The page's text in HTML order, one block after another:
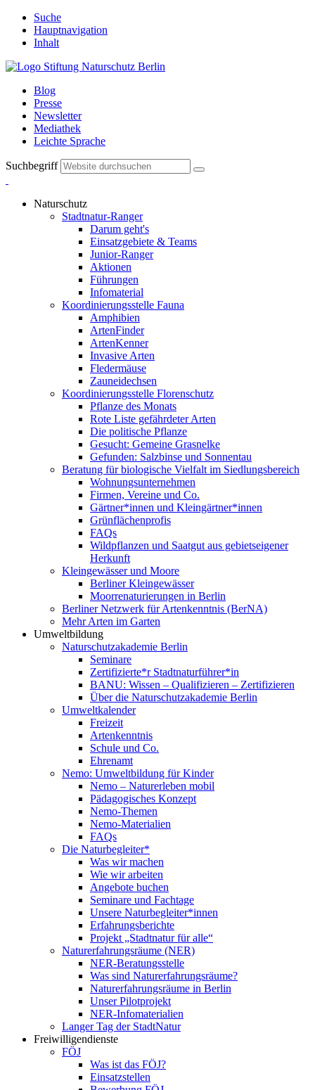
Suche
Hauptnavigation
Inhalt
Blog
Presse
Newsletter
Mediathek
Leichte Sprache
Suchbegriff
Naturschutz
Stadtnatur-Ranger
Darum geht's
Einsatzgebiete & Teams
Junior-Ranger
Aktionen
Führungen
Infomaterial
Koordinierungsstelle Fauna
Amphibien
ArtenFinder
ArtenKenner
Invasive Arten
Fledermäuse
Zauneidechsen
Koordinierungsstelle Florenschutz
Pflanze des Monats
Rote Liste gefährdeter Arten
Die politische Pflanze
Gesucht: Gemeine Grasnelke
Gefunden: Salzbinse und Sonnentau
Beratung für biologische Vielfalt im Siedlungsbereich
Wohnungsunternehmen
Firmen, Vereine und Co.
Gärtner*innen und Kleingärtner*innen
Grünflächenprofis
FAQs
Wildpflanzen und Saatgut aus gebietseigener
Herkunft
Kleingewässer und Moore
Berliner Kleingewässer
Moorrenaturierungen in Berlin
Berliner Netzwerk für Artenkenntnis (BerNA)
Mehr Arten im Garten
Umweltbildung
Naturschutzakademie Berlin
Seminare
Zertifizierte*r Stadtnaturführer*in
BANU: Wissen – Qualifizieren – Zertifizieren
Über die Naturschutzakademie Berlin
Umweltkalender
Freizeit
Artenkenntnis
Schule und Co.
Ehrenamt
Nemo: Umweltbildung für Kinder
Nemo – Naturerleben mobil
Pädagogisches Konzept
Nemo-Themen
Nemo-Materialien
FAQs
Die Naturbegleiter*
Was wir machen
Wie wir arbeiten
Angebote buchen
Seminare und Fachtage
Unsere Naturbegleiter*innen
Erfahrungsberichte
Projekt „Stadtnatur für alle“
Naturerfahrungsräume (NER)
NER-Beratungsstelle
Was sind Naturerfahrungsräume?
Naturerfahrungsräume in Berlin
Unser Pilotprojekt
NER-Infomaterialien
Langer Tag der StadtNatur
Freiwilligendienste
FÖJ
Was ist das FÖJ?
Einsatzstellen